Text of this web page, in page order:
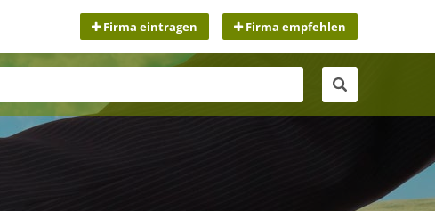
Firma eintragen Firma empfehlen